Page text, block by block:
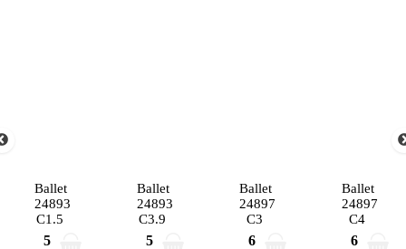
Ballet
24893
C1.5
5
Ballet
24893
C3.9
5
Ballet
24897
C3
6
Ballet
24897
C4
6